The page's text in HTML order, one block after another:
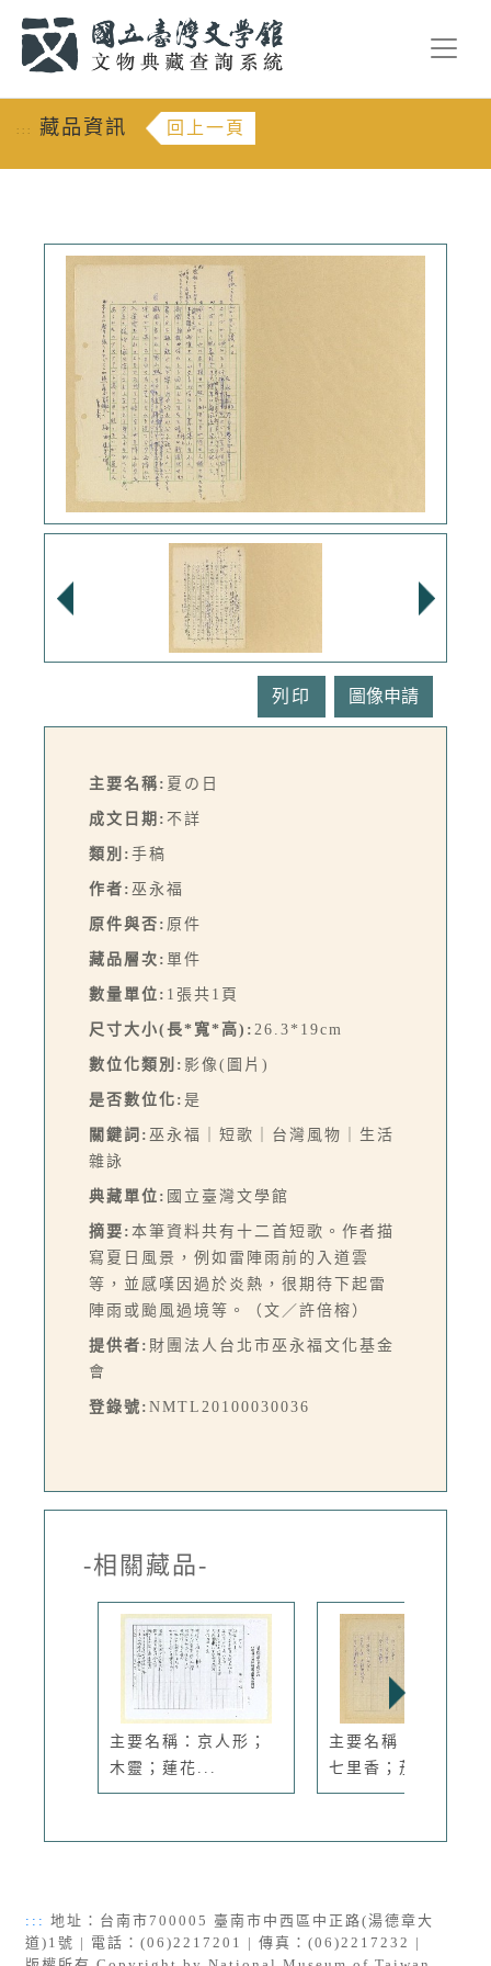
::: 藏品資訊 回上一頁
列印
主要名稱: 夏の日
成文日期: 不詳
類別: 手稿
作者: 巫永福
原件與否: 原件
藏品層次: 單件
數量單位: 1張共1頁
尺寸大小(長*寬*高): 26.3*19cm
數位化類別: 影像(圖片)
是否數位化: 是
關鍵詞: 巫永福｜短歌｜台灣風物｜生活
雜詠
典藏單位: 國立臺灣文學館
摘要: 本筆資料共有十二首短歌。作者描
寫夏日風景，例如雷陣雨前的入道雲
等，並感嘆因過於炎熱，很期待下起雷
陣雨或颱風過境等。（文／許倍榕）
提供者: 財團法人台北市巫永福文化基金
會
登錄號: NMTL20100030036
-相關藏品-
主要名稱：京人形；
木靈；蓮花...
主要名稱：計程車；
七里香；茄...
::: 地址：台南市700005 臺南市中西區中正路(湯德章大
道)1號 | 電話：(06)2217201 | 傳真：(06)2217232 |